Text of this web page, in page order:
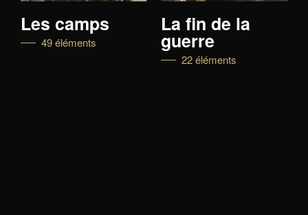
Les camps
49 éléments
La fin de la
guerre
22 éléments